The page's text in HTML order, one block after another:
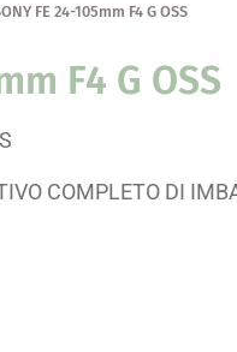
FE 24-105mm F4 G OSS
F4 G OSS
COMPLETO DI